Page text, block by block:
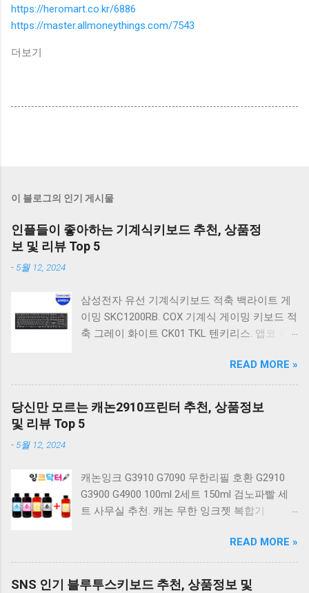
https://heromart.co.kr/6886
https://master.allmoneythings.com/7543
더보기
이 블로그의 인기 게시물
인플들이 좋아하는 기계식키보드 추천, 상품정
보 및 리뷰 Top 5
- 5월 12, 2024
삼성전자 유선 기계식키보드 적축 백라이트 게
이밍 SKC1200RB. COX 기계식 게이밍 키보드 적
축 그레이 화이트 CK01 TKL 텐키리스. 앱코 축
랙 K560 일반형. 앱코 K517 레트로 기계식 게이
밍 유선키보드 갈축 일반형 레트로 베이지. 체리
키보드 G803000S TKL RGB 게이밍 텐키리스 기
계식 키보드 4종 축 선택 저소음적축 블랙. 체리
베이지 K517 Retro. COX CK01 교체축 사이드
RGB 게이밍 기계식 키보드 네이비 CK01NV적축
일반형. 체리키보드 XTRFY MX BOARD 3.1 RGB
COX 기계식 게이밍 키보드 갈축 그레이 화이트
CK01 TKL 텐키리스 기계식키보드 구매를 고려
하실 때, 추가 할인 혜택을 놓치지 마세요. 다양
READ MORE »
당신만 모르는 캐논2910프린터 추천, 상품정보
및 리뷰 Top 5
- 5월 12, 2024
캐논잉크 G3910 G7090 무한리필 호환 G2910
G3900 G4900 100ml 2세트 150ml 검노파빨 세
트 사무실 추천. 캐논 무한 잉크젯 복합기
논 PIXMA G2910 잉크포함 정품 무한복합기 컬
러 잉크젯복합기 가정용프린터 상세정보참조.
캐논 G시리즈 프린터 정품 헤드 카트리지
READ MORE »
SNS 인기 블루투스키보드 추천, 상품정보 및